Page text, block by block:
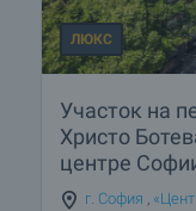
ЛЮКС
Участок на
Христо
​​центре
г. София ,